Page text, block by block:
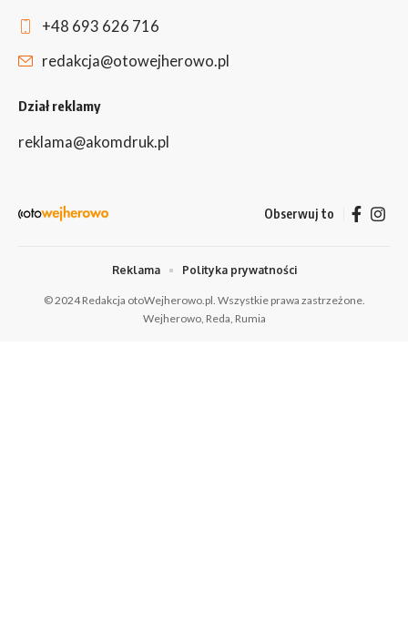
+48 693 626 716
redakcja@otowejherowo.pl
Dział reklamy
reklama@akomdruk.pl
Obserwuj to
© 2024 Redakcja otoWejherowo.pl. Wszystkie prawa zastrzeżone.
Wejherowo, Reda, Rumia
Reklama Polityka prywatności